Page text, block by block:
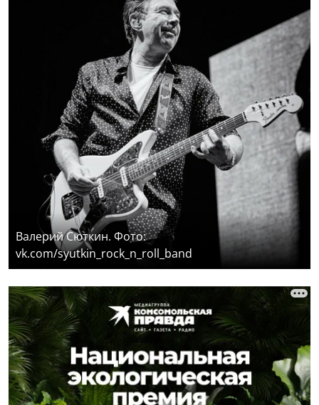
Валерий Сюткин. Фото:
vk.com/syutkin_rock_n_roll_band